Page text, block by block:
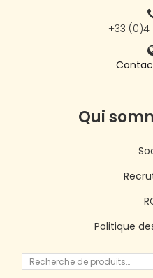
+33 (0)4
Qui
Politique